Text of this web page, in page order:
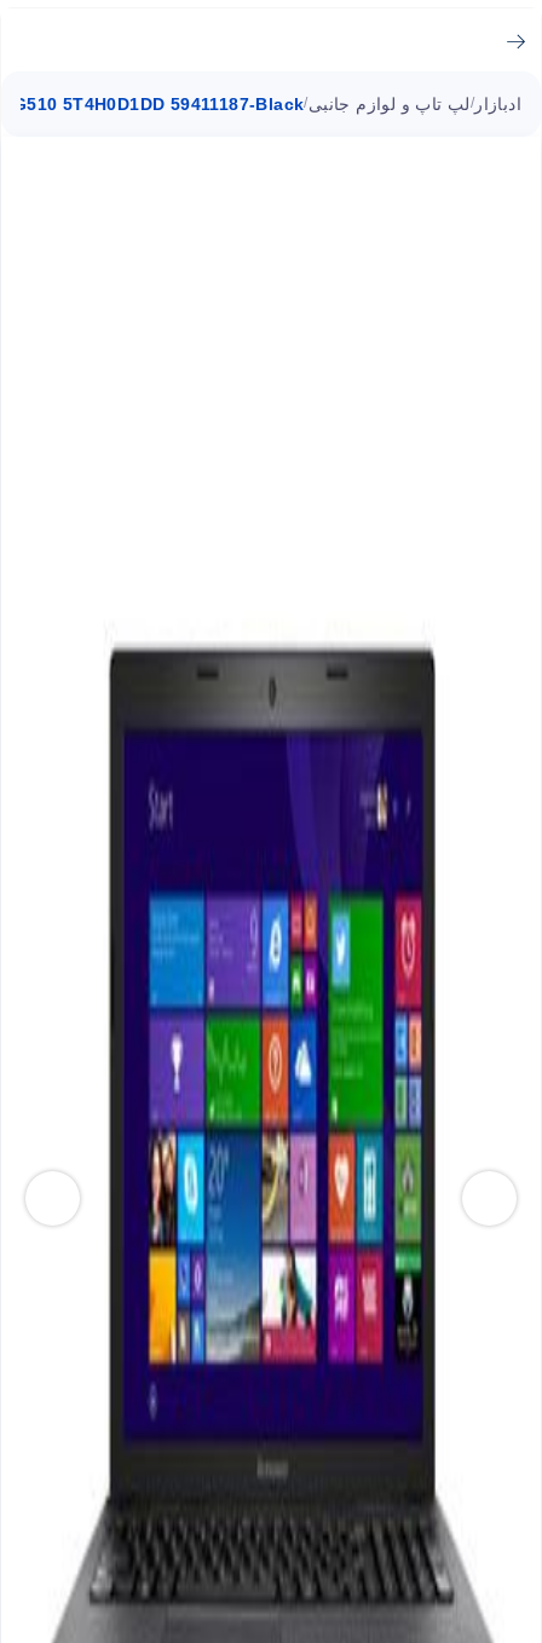
ادبازار /لپ تاپ و لوازم جانبی/
G510 5T4H0D1DD 59411187-Black